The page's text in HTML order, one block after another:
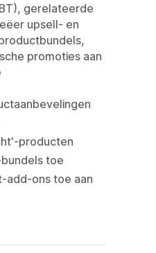
gerelateerde
upsell- en
promoties aan
producten
toe
add-ons toe aan